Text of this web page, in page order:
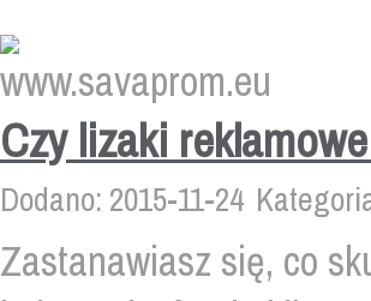
Czy lizaki
Dodano: 2015-11-24
Zastanawiasz się, co